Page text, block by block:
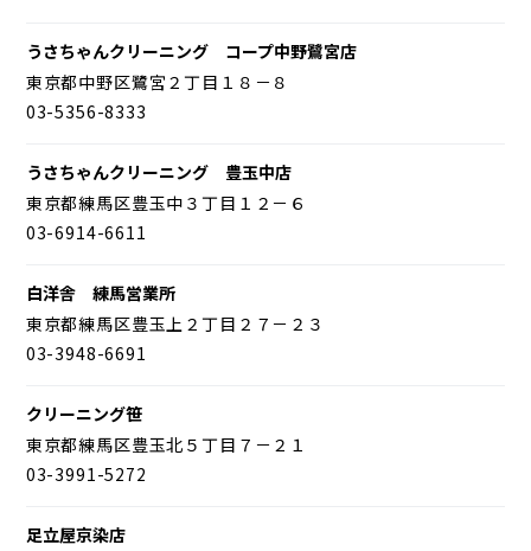
うさちゃんクリーニング コープ中野鷺宮店
東京都中野区鷺宮２丁目１８－８
03-5356-8333
うさちゃんクリーニング 豊玉中店
東京都練馬区豊玉中３丁目１２－６
03-6914-6611
白洋舎 練馬営業所
東京都練馬区豊玉上２丁目２７－２３
03-3948-6691
クリーニング笹
東京都練馬区豊玉北５丁目７－２１
03-3991-5272
足立屋京染店